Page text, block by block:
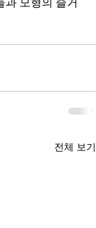
전체 보기